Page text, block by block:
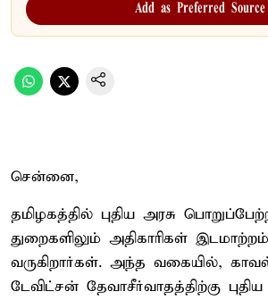
Add as Preferred Source
சென்னை,
தமிழகத்தில் புதிய அரசு
துறைகளிலும் அதிகாரிகள்
வருகிறார்கள். அந்த வகையில்,
டேவிட்சன் தேவாசீர்வாதத்திற்கு